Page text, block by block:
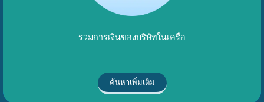
รวมการเงินของบริษัทในเครือ
ค้นหาเพิ่มเติม